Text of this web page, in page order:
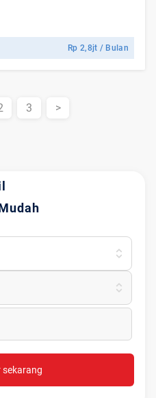
Rp2,8jt / Bulan
3 >
sekarang